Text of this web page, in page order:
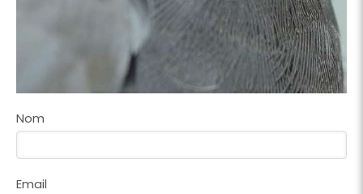
Nom
Email